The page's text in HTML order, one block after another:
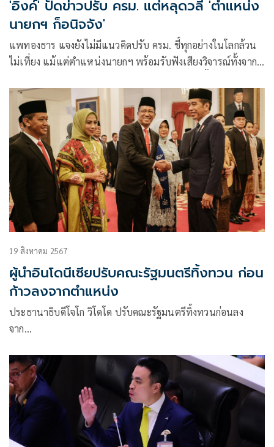
'อิ๊งค์' ปัดข่าวปรับ ครม. แต่หลุดวลี 'ตำแหน่ง
นายกฯ ก็อนิจจัง'
แพทองธาร แจงยังไม่มีแนวคิดปรับ ครม. ชี้ทุกอย่างในโลกล้วน
ไม่เที่ยง แม้แต่ตำแหน่งนายกฯ พร้อมรับฟังเสียงวิจารณ์ทั้งจาก
“พ่อ” แม้มีข่าวทักษิณอยากปรับ ครม.
19 สิงหาคม 2567
ผู้นำอินโดนีเซียปรับคณะรัฐมนตรีทิ้งทวน ก่อน
ก้าวลงจากตำแหน่ง
ประธานาธิบดีโจโก วิโดโด ปรับคณะรัฐมนตรีทิ้งทวนก่อนลง
จาก…